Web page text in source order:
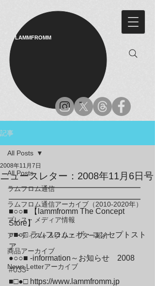
LAMMFROMM​
記事
All Posts
ラムフロム通信
ラムフロム通信アーカイブ（2010-2020年）
プレス・メディア情報
アーティスト＆クリエイター紹介
商品アーカイブ
News Letterアーカイブ
All Posts
ニュースレター：2008年11月6日号
2008年11月7日
━━━━━━━━━━━━━━━━━
━━━━━━━━━━━━━━━━━
■○○■ 【lammfromm The Concept
Store】
○■○□ ラムフロム・ザ・コンセプトスト
ア
●○○■ -information～お知らせ　2008
#033-
■□●□ https://www.lammfromm.jp